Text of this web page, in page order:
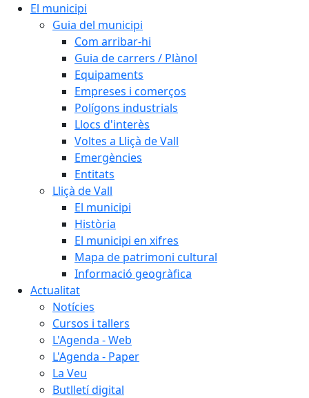
El municipi
Guia del municipi
Com arribar-hi
Guia de carrers / Plànol
Equipaments
Empreses i comerços
Polígons industrials
Llocs d'interès
Voltes a Lliçà de Vall
Emergències
Entitats
Lliçà de Vall
El municipi
Història
El municipi en xifres
Mapa de patrimoni cultural
Informació geogràfica
Actualitat
Notícies
Cursos i tallers
L'Agenda - Web
L'Agenda - Paper
La Veu
Butlletí digital